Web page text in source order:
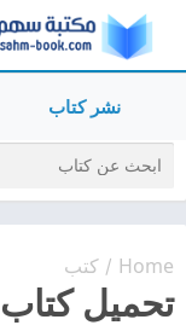
نشر كتاب
Home
/ كتب
تحميل كتاب